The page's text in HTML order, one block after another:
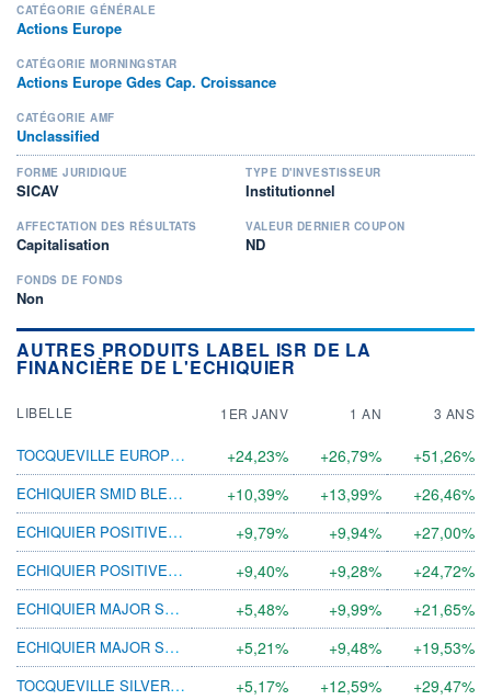
CATÉGORIE GÉNÉRALE
Actions Europe
CATÉGORIE MORNINGSTAR
Actions Europe Gdes Cap. Croissance
CATÉGORIE AMF
Unclassified
FORME JURIDIQUE
SICAV
TYPE D'INVESTISSEUR
Institutionnel
AFFECTATION DES RÉSULTATS
Capitalisation
VALEUR DERNIER COUPON
ND
FONDS DE FONDS
Non
AUTRES PRODUITS LABEL ISR DE LA
FINANCIÈRE DE L'ECHIQUIER
LIBELLE 1ER JANV 1 AN 3 ANS
TOCQUEVILLE EUROPE STRATEGIC TECH SRI GP +24,23% +26,79%
+51,26%
ECHIQUIER SMID BLEND EURO SRI I
+10,39% +13,99%
+26,46%
ECHIQUIER POSITIVE IMPACT EUROPE G
+9,79% +9,94%
+27,00%
ECHIQUIER POSITIVE IMPACT EUROPE A
+9,40% +9,28%
+24,72%
ECHIQUIER MAJOR SRI GROWTH EUROPE I
+5,48% +9,99%
+21,65%
ECHIQUIER MAJOR SRI GROWTH EUROPE G
+5,21% +9,48%
+19,53%
TOCQUEVILLE SILVER AGE SRI GP
+5,17% +12,59% +29,47%